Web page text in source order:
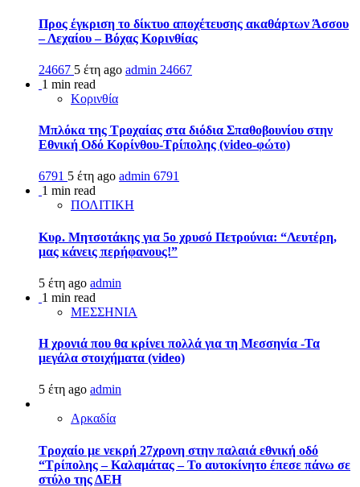
Προς έγκριση το δίκτυο αποχέτευσης ακαθάρτων Άσσου
– Λεχαίου – Βόχας Κορινθίας
24667 5 έτη ago admin 24667
1 min read
Κορινθία
Μπλόκα της Τροχαίας στα διόδια Σπαθοβουνίου στην
Εθνική Οδό Κορίνθου-Τρίπολης (video-φώτο)
6791 5 έτη ago admin 6791
1 min read
ΠΟΛΙΤΙΚΗ
Κυρ. Μητσοτάκης για 5ο χρυσό Πετρούνια: “Λευτέρη,
μας κάνεις περήφανους!”
5 έτη ago admin
1 min read
ΜΕΣΣΗΝΙΑ
Η χρονιά που θα κρίνει πολλά για τη Μεσσηνία -Τα
μεγάλα στοιχήματα (video)
5 έτη ago admin
Αρκαδία
Τροχαίο με νεκρή 27χρονη στην παλαιά εθνική οδό
“Τρίπολης – Καλαμάτας – Το αυτοκίνητο έπεσε πάνω σε
στύλο της ΔΕΗ